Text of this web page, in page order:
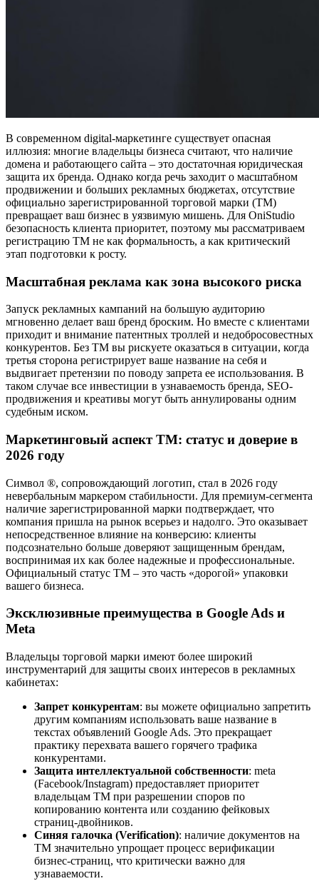
В современном digital-маркетинге существует опасная
иллюзия: многие владельцы бизнеса считают, что наличие
домена и работающего сайта – это достаточная юридическая
защита их бренда. Однако когда речь заходит о масштабном
продвижении и больших рекламных бюджетах, отсутствие
официально зарегистрированной торговой марки (ТМ)
превращает ваш бизнес в уязвимую мишень. Для OniStudio
безопасность клиента приоритет, поэтому мы рассматриваем
регистрацию ТМ не как формальность, а как критический
этап подготовки к росту.
Масштабная реклама как зона высокого риска
Запуск рекламных кампаний на большую аудиторию
мгновенно делает ваш бренд броским. Но вместе с клиентами
приходит и внимание патентных троллей и недобросовестных
конкурентов. Без ТМ вы рискуете оказаться в ситуации, когда
третья сторона регистрирует ваше название на себя и
выдвигает претензии по поводу запрета ее использования. В
таком случае все инвестиции в узнаваемость бренда, SEO-
продвижения и креативы могут быть аннулированы одним
судебным иском.
Маркетинговый аспект ТМ: статус и доверие в
2026 году
Символ ®, сопровождающий логотип, стал в 2026 году
невербальным маркером стабильности. Для премиум-сегмента
наличие зарегистрированной марки подтверждает, что
компания пришла на рынок всерьез и надолго. Это оказывает
непосредственное влияние на конверсию: клиенты
подсознательно больше доверяют защищенным брендам,
воспринимая их как более надежные и профессиональные.
Официальный статус ТМ – это часть «дорогой» упаковки
вашего бизнеса.
Эксклюзивные преимущества в Google Ads и
Meta
Владельцы торговой марки имеют более широкий
инструментарий для защиты своих интересов в рекламных
кабинетах:
Запрет конкурентам: вы можете официально запретить
другим компаниям использовать ваше название в
текстах объявлений Google Ads. Это прекращает
практику перехвата вашего горячего трафика
конкурентами.
Защита интеллектуальной собственности: meta
(Facebook/Instagram) предоставляет приоритет
владельцам ТМ при разрешении споров по
копированию контента или созданию фейковых
страниц-двойников.
Синяя галочка (Verification): наличие документов на
ТМ значительно упрощает процесс верификации
бизнес-страниц, что критически важно для
узнаваемости.